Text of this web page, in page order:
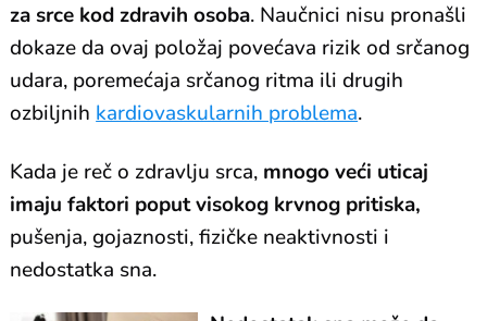
za srce kod zdravih osoba. Naučnici nisu pronašli
dokaze da ovaj položaj povećava rizik od srčanog
udara, poremećaja srčanog ritma ili drugih
ozbiljnihkardiovaskularnih problema.
Kada je reč o zdravlju srca, mnogo veći uticaj
imaju faktori poput visokog krvnog pritiska,
pušenja, gojaznosti, fizičke neaktivnosti i
nedostatka sna.